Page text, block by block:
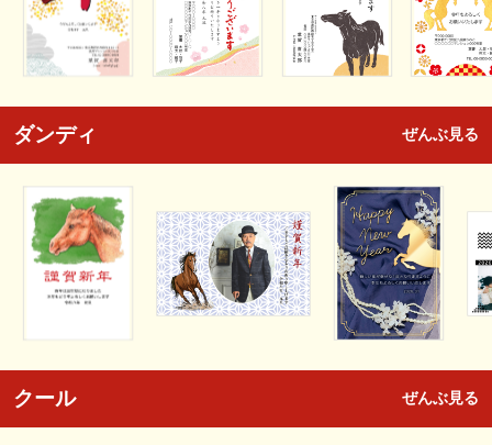
ダンディ ぜんぶ見る
クール ぜんぶ見る